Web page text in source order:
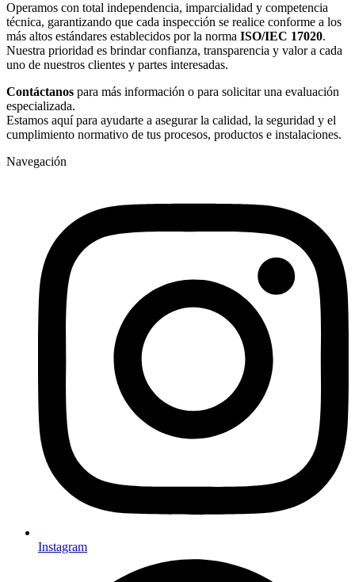
Operamos con total independencia, imparcialidad y competencia
técnica, garantizando que cada inspección se realice conforme a los
más altos estándares establecidos por la norma ISO/IEC 17020.
Nuestra prioridad es brindar confianza, transparencia y valor a cada
uno de nuestros clientes y partes interesadas.
Contáctanos para más información o para solicitar una evaluación
especializada.
Estamos aquí para ayudarte a asegurar la calidad, la seguridad y el
cumplimiento normativo de tus procesos, productos e instalaciones.
Navegación
Instagram